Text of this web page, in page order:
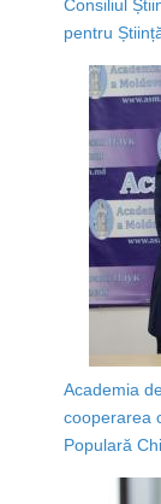
Consiliul
pentru
Academia
cooperarea
Populară